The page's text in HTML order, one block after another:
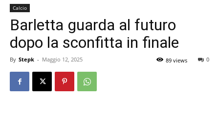
Calcio
Barletta guarda al futuro
dopo la sconfitta in finale
By Stepk - Maggio 12, 2025 0
89 views